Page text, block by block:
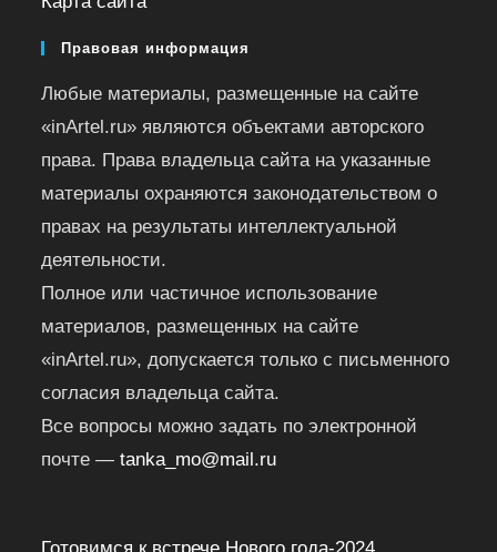
Правовая информация
Любые материалы, размещенные на сайте
«inArtel.ru» являются объектами авторского
права. Права владельца сайта на указанные
материалы охраняются законодательством о
правах на результаты интеллектуальной
деятельности.
Полное или частичное использование
материалов, размещенных на сайте
«inArtel.ru», допускается только с письменного
согласия владельца сайта.
Все вопросы можно задать по электронной
почте —tanka_mo@mail.ru